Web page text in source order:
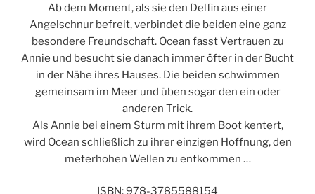
Ab dem Moment, als sie den Delfin aus einer
Angelschnur befreit, verbindet die beiden eine ganz
besondere Freundschaft. Ocean fasst Vertrauen zu
Annie und besucht sie danach immer öfter in der Bucht
in der Nähe ihres Hauses. Die beiden schwimmen
gemeinsam im Meer und üben sogar den ein oder
anderen Trick.
Als Annie bei einem Sturm mit ihrem Boot kentert,
wird Ocean schließlich zu ihrer einzigen Hoffnung, den
meterhohen Wellen zu entkommen …